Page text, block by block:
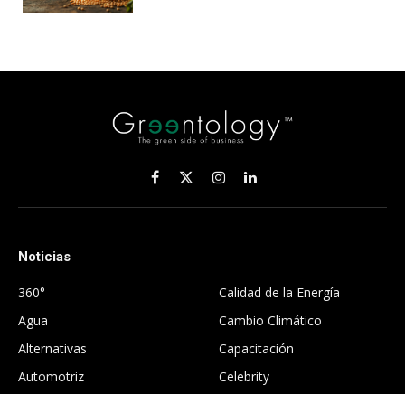
Facebook
X
(Twitter)
InstagramLinkedIn
Noticias
360°
Agua
Alternativas
Automotriz
Calidad de la Energía
Cambio Climático
Capacitación
Celebrity